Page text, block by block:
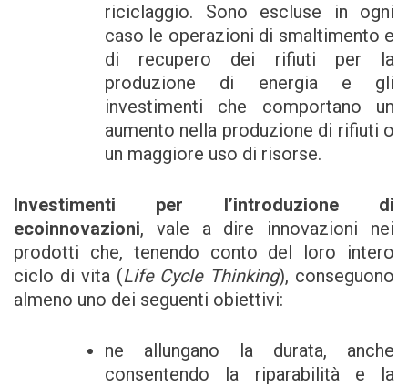
riciclaggio. Sono escluse in ogni
caso le operazioni di smaltimento e
di recupero dei rifiuti per la
produzione di energia e gli
investimenti che comportano un
aumento nella produzione di rifiuti o
un maggiore uso di risorse.
Investimenti per l’introduzione di
ecoinnovazioni, vale a dire innovazioni nei
prodotti che, tenendo conto del loro intero
ciclo di vita (Life Cycle Thinking), conseguono
almeno uno dei seguenti obiettivi:
ne allungano la durata, anche
consentendo la riparabilità e la